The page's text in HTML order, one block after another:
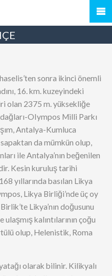
sonra ikinci önemli
16. km. kuzeyindeki
olan 2375 m. yüksekliğe
OIympos Milli Parkı
Antalya-Kumluca
da mümkün olup,
ile Antalya’nın beğenilen
Kesin kuruluş tarihi
yıllarında basılan Likya
Likya Birliği’nde üç oy
Likya’nın doğusunu
kalıntılarının çoğu
olup, Helenistik, Roma
olarak bilinir. Kilikyalı